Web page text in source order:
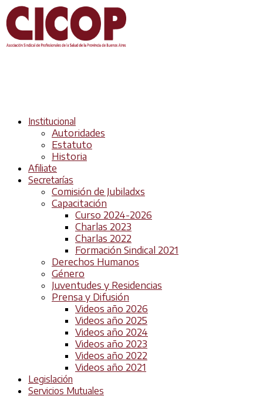
Institucional
Autoridades
Estatuto
Historia
Afiliate
Secretarías
Comisión de Jubiladxs
Capacitación
Curso 2024-2026
Charlas 2023
Charlas 2022
Formación Sindical 2021
Derechos Humanos
Género
Juventudes y Residencias
Prensa y Difusión
Videos año 2026
Videos año 2025
Videos año 2024
Videos año 2023
Videos año 2022
Videos año 2021
Legislación
Servicios Mutuales